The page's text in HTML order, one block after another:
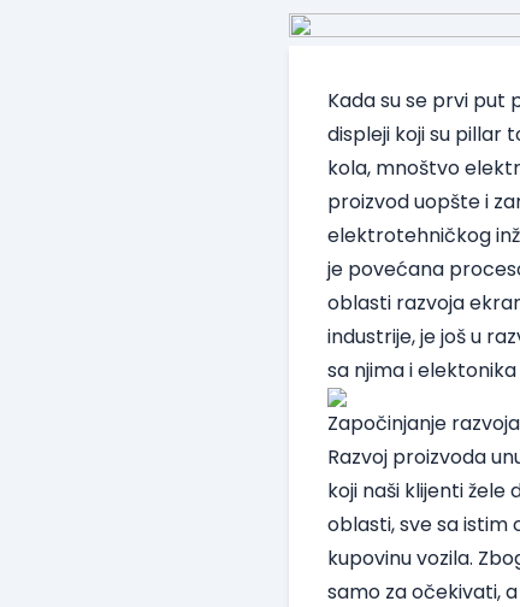
Kada su se prvi put
displeji koji su pillar
kola, mnoštvo
proizvod uopšte i
elektrotehničkog
je povećana
oblasti razvoja
industrije, je još u
sa njima i
Započinjanje razvoja
Razvoj proizvoda
koji naši klijenti
oblasti, sve sa istim
kupovinu vozila.
samo za očekivati,